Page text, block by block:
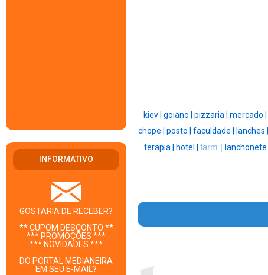
INFORMATIVO
GOSTARIA DE RECEBER?
** CUPOM DESCONTO **
*** PROMOÇÕES ***
*** NOVIDADES ***
DO PORTAL MEDIANEIRA
EM SEU E-MAIL?
kiev | goiano | pizzaria | mercado |
chope | posto | faculdade | lanches |
terapia |
hotel | farm | lanchonete |